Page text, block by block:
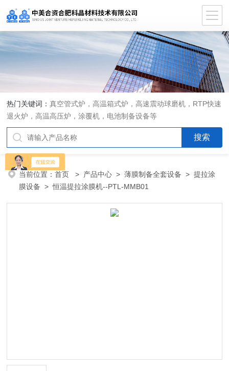
热门关键词：真空管式炉，高温箱式炉，高速震动球磨机，RTP快速
退火炉，高温高压炉，涂覆机，电池制备设备等
当前位置：首页 > 产品中心 >薄膜制备全套设备 >提拉涂
膜设备 > 恒温提拉涂膜机--PTL-MMB01